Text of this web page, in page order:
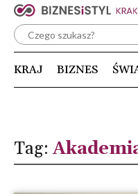
KRAJ BIZNES
Tag: